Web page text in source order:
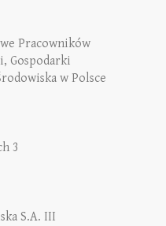
Pracowników
Gospodarki
w Polsce
3
S.A. III